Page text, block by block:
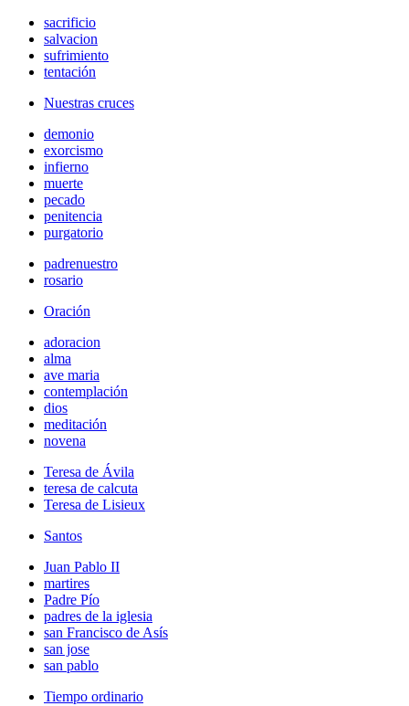
sacrificio
salvacion
sufrimiento
tentación
Nuestras cruces
demonio
exorcismo
infierno
muerte
pecado
penitencia
purgatorio
padrenuestro
rosario
Oración
adoracion
alma
ave maria
contemplación
dios
meditación
novena
Teresa de Ávila
teresa de calcuta
Teresa de Lisieux
Santos
Juan Pablo II
martires
Padre Pío
padres de la iglesia
san Francisco de Asís
san jose
san pablo
Tiempo ordinario